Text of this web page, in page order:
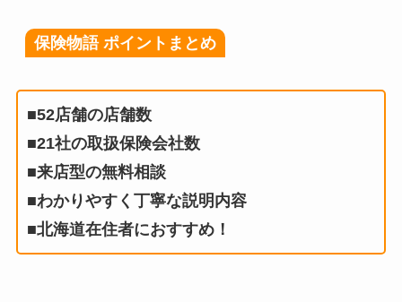
保険物語 ポイントまとめ
■52店舗の店舗数
■21社の取扱保険会社数
■来店型の無料相談
■わかりやすく丁寧な説明内容
■北海道在住者におすすめ！